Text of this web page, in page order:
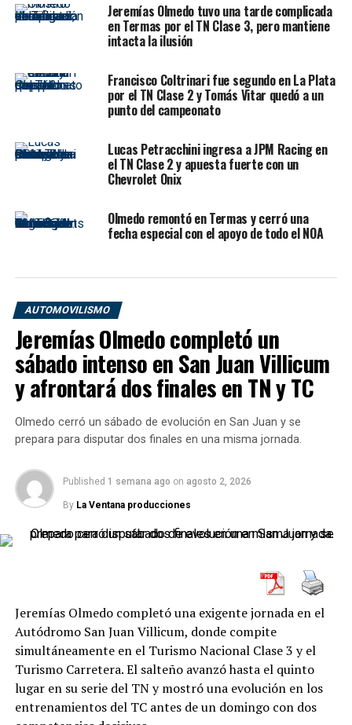
La final tuvo como protagonistas principales a
Petracchini, Exequiel Bastidas y Maximiliano Bestani,
quienes completaron el podio. Para JPM Racing fue una
jornada inolvidable, ya que ubicó a sus dos pilotos
dentro de los tres primeros lugares.
trabajo de equipo
Gabriel Rodríguez y motorizado por Rubén Guerini. Ese
dato también marcó una particularidad fuerte del fin de
Durante la primera parte de la carrera, Exequiel Bastidas
superarlo y comenzó a construir el camino hacia su
El resultado representa un salto importante en su
campaña deportiva. Después de haber mostrado
velocidad en distintas fechas del año, incluida la pole
position conseguida en Paraná al inicio del campeonato,
Petracchini finalmente pudo transformar ese potencial
en una victoria.
Jeremías Olmedo tuvo una tarde complicada
en Termas por el TN Clase 3, pero mantiene
intacta la ilusión
Francisco Coltrinari fue segundo en La Plata
por el TN Clase 2 y Tomás Vitar quedó a un
punto del campeonato
Lucas Petracchini ingresa a JPM Racing en
el TN Clase 2 y apuesta fuerte con un
Chevrolet Onix
Olmedo remontó en Termas y cerró una
fecha especial con el apoyo de todo el NOA
AUTOMOVILISMO
Jeremías Olmedo completó un
sábado intenso en San Juan Villicum
y afrontará dos finales en TN y TC
Olmedo cerró un sábado de evolución en San Juan y se
prepara para disputar dos finales en una misma jornada.
Published 1 semana ago on agosto 2, 2026
By La Ventana producciones
Jeremías Olmedo completó una exigente jornada en el
Autódromo San Juan Villicum, donde compite
simultáneamente en el Turismo Nacional Clase 3 y el
Turismo Carretera. El salteño avanzó hasta el quinto
lugar en su serie del TN y mostró una evolución en los
entrenamientos del TC antes de un domingo con dos